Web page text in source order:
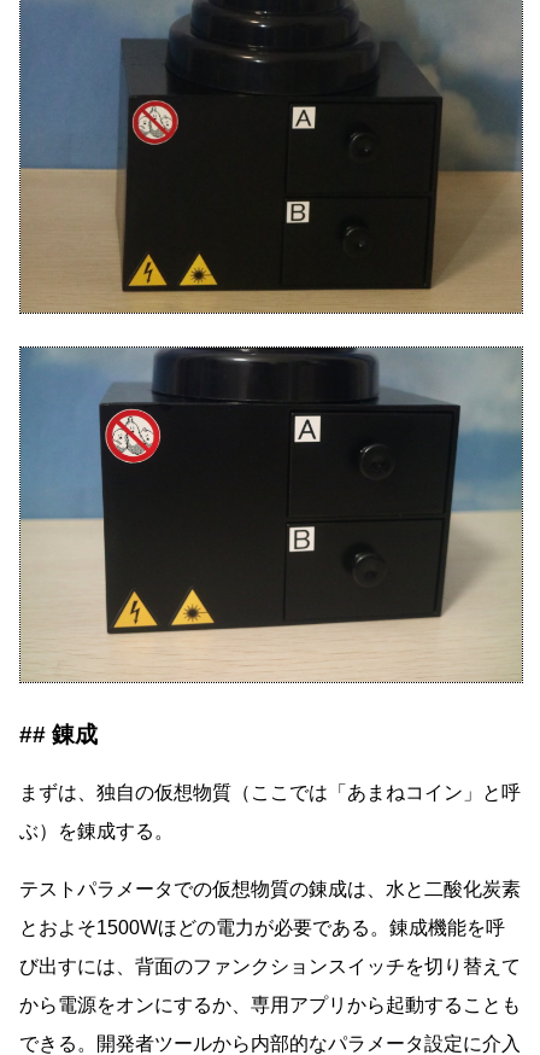
錬成
まずは、独自の仮想物質（ここでは「あまねコイン」と呼
ぶ）を錬成する。
テストパラメータでの仮想物質の錬成は、水と二酸化炭素
とおよそ1500Wほどの電力が必要である。錬成機能を呼
び出すには、背面のファンクションスイッチを切り替えて
から電源をオンにするか、専用アプリから起動することも
できる。開発者ツールから内部的なパラメータ設定に介入